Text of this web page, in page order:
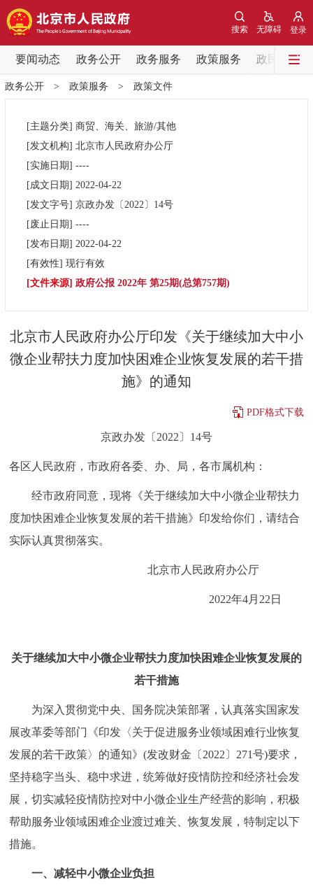
登录
无障碍
搜索
要闻动态 政务公开 政务服务 政策服务 政民互动
要闻动态
党中央精神 国务院信息
北京要闻 会议信息
政务公开
市领导
政策兑现 政策解读
决策公开 专题公开
政务服务
利企服务
政民互动
图说互动
绿色北京 图说北京 视频北京
ENGLISH 한국어 日本語
DEUTSCH FRANÇAIS РУССКИЙ ЯЗЫК
政务公开> 政策服务 > 政策文件
[主题分类] 商贸、海关、旅游/其他
[发文机构] 北京市人民政府办公厅
[实施日期] ----
[成文日期] 2022-04-22
[发文字号] 京政办发〔2022〕 14号
[废止日期] ----
[发布日期] 2022-04-22
[有效性] 现行有效
[文件来源] 政府公报 2022年 第25期(总第757期)
北京市人民政府办公厅印发《关于继续加大中小
微企业帮扶力度加快困难企业恢复发展的若干措
施》的通知
PDF格式下载
京政办发〔2022〕14号
各区人民政府，市政府各委、办、局，各市属机构：
经市政府同意，现将《关于继续加大中小微企业帮扶力
度加快困难企业恢复发展的若干措施》印发给你们，请结合
实际认真贯彻落实。
北京市人民政府办公厅
2022年4月22日
关于继续加大中小微企业帮扶力度加快困难企业恢复发展的
若干措施
为深入贯彻党中央、国务院决策部署，认真落实国家发
展改革委等部门《印发〈关于促进服务业领域困难行业恢复
发展的若干政策〉的通知》(发改财金〔2022〕271号)要求，
坚持稳字当头、稳中求进，统筹做好疫情防控和经济社会发
展，切实减轻疫情防控对中小微企业生产经营的影响，积极
帮助服务业领域困难企业渡过难关、恢复发展，特制定以下
措施。
一、减轻中小微企业负担